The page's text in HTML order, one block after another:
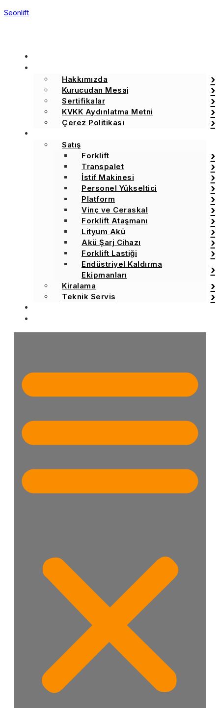
Seonlift
Hakkımızda
Kurucudan Mesaj
Sertifikalar
KVKK Aydınlatma Metni
Çerez Politikası
Satış
Forklift
Transpalet
İstif Makinesi
Personel Yükseltici
Platform
Vinç ve Ceraskal
Forklift Ataşmanı
Lityum Akü
Akü Şarj Cihazı
Forklift Lastiği
Endüstriyel Kaldırma
Ekipmanları
Kiralama
Teknik Servis